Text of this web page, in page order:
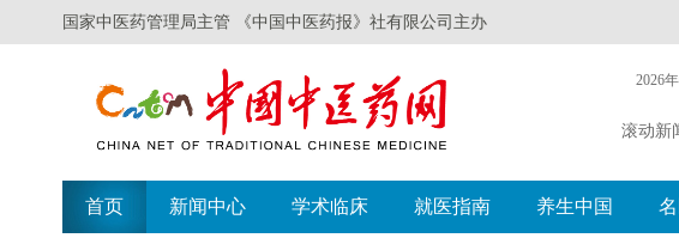
国家中医药管理局主管 《中国中医药报》社有限公司主办
2026
滚动新
首页 新闻中心 学术临床 就医指南 养生中国